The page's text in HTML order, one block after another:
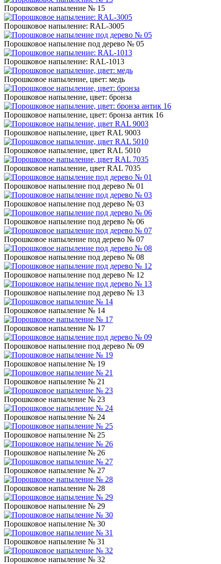
Порошковое напыление № 15
Порошковое напыление: RAL-3005
Порошковое напыление под дерево № 05
Порошковое напыление: RAL-1013
Порошковое напыление, цвет: медь
Порошковое напыление, цвет: бронза
Порошковое напыление, цвет: бронза антик 16
Порошковое напыление, цвет RAL 9003
Порошковое напыление, цвет RAL 5010
Порошковое напыление, цвет RAL 7035
Порошковое напыление под дерево № 01
Порошковое напыление под дерево № 03
Порошковое напыление под дерево № 06
Порошковое напыление под дерево № 07
Порошковое напыление под дерево № 08
Порошковое напыление под дерево № 12
Порошковое напыление под дерево № 13
Порошковое напыление № 14
Порошковое напыление № 17
Порошковое напыление под дерево № 09
Порошковое напыление № 19
Порошковое напыление № 21
Порошковое напыление № 23
Порошковое напыление № 24
Порошковое напыление № 25
Порошковое напыление № 26
Порошковое напыление № 27
Порошковое напыление № 28
Порошковое напыление № 29
Порошковое напыление № 30
Порошковое напыление № 31
Порошковое напыление № 32